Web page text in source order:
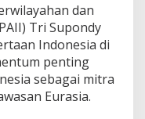
dan
Tri Supondy
Indonesia di
penting
sebagai mitra
Eurasia.